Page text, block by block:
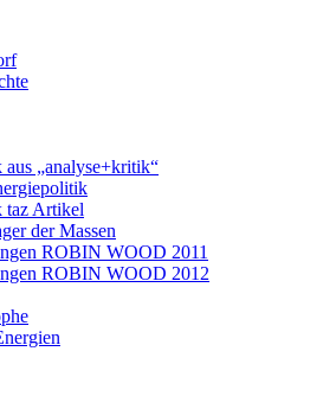
„analyse+kritik“
taz Artikel
der Massen
ROBIN WOOD 2011
ROBIN WOOD 2012